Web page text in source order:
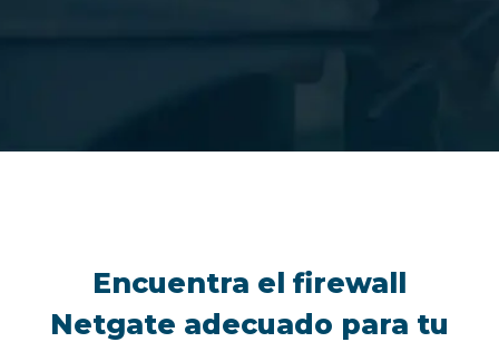
Encuentra el firewall
Netgate adecuado para tu